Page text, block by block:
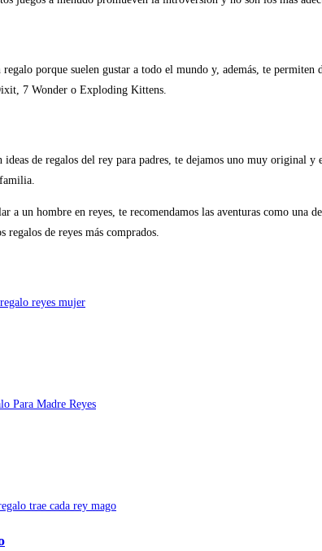
regalo porque suelen gustar a todo el mundo y, además, te
7 Wonder o Exploding Kittens.
ideas de regalos del rey para padres, te dejamos uno muy original
a un hombre en reyes, te recomendamos las aventuras como
de reyes más comprados.